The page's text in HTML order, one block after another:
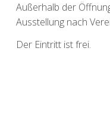
Außerhalb der
Ausstellung nach
Der Eintritt ist frei.